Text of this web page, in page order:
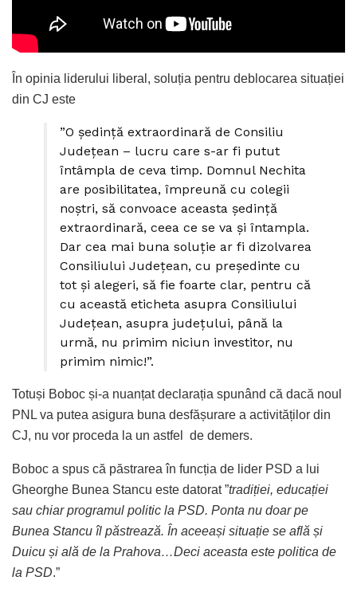
În opinia liderului liberal, soluția pentru deblocarea situației
din CJ este
”O ședință extraordinară de Consiliu
Județean – lucru care s-ar fi putut
întâmpla de ceva timp. Domnul Nechita
are posibilitatea, împreună cu colegii
noștri, să convoace aceasta ședință
extraordinară, ceea ce se va și întampla.
Dar cea mai buna soluție ar fi dizolvarea
Consiliului Județean, cu președinte cu
tot și alegeri, să fie foarte clar, pentru că
cu această eticheta asupra Consiliului
Județean, asupra județului, până la
urmă, nu primim niciun investitor, nu
primim nimic!”.
Totuși Boboc și-a nuanțat declarația spunând că dacă noul
PNL va putea asigura buna desfășurare a activităților din
CJ, nu vor proceda la un astfel de demers.
Boboc a spus că păstrarea în funcția de lider PSD a lui
Gheorghe Bunea Stancu este datorat ”tradiției, educației
sau chiar programul politic la PSD. Ponta nu doar pe
Bunea Stancu îl păstrează. În aceeași situație se află și
Duicu și ală de la Prahova…Deci aceasta este politica de
la PSD.”